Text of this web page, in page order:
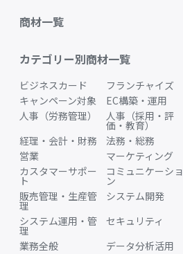
商材一覧
カテゴリー別商材一覧
ビジネスカード
フランチャイズ
キャンペーン対象
EC構築・運用
人事（労務管理）
人事（採用・評
価・教育）
経理・会計・財務
法務・総務
営業
マーケティング
カスタマーサポー
ト
コミュニケーショ
ン
販売管理・生産管
理
システム開発
システム運用・管
理
セキュリティ
業務全般
データ分析活用